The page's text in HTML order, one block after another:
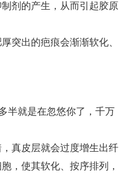
剂的产生，从而引起胶原
突出的疤痕会渐渐软化、
半就是在忽悠你了，千万
真皮层就会过度增生出纤
，使其软化、按序排列，